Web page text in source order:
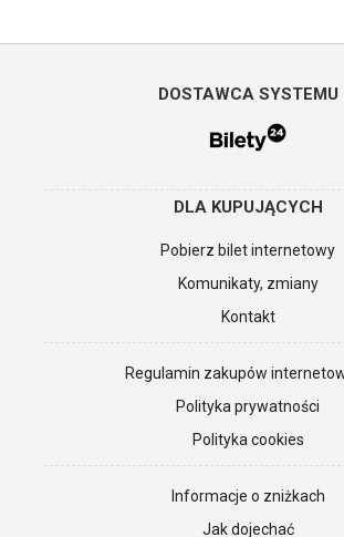
DOSTAWCA SYSTEMU
DLA KUPUJĄCYCH
Pobierz bilet internetowy
Komunikaty, zmiany
Kontakt
Regulamin zakupów
Polityka prywatności
Polityka cookies
Informacje o zniżkach
Jak dojechać